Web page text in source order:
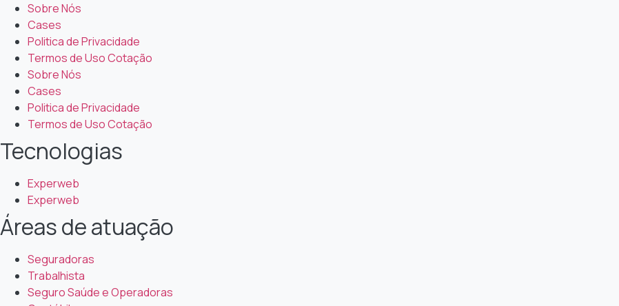
Sobre Nós
Cases
Politica de Privacidade
Termos de Uso Cotação
Sobre Nós
Cases
Politica de Privacidade
Termos de Uso Cotação
Tecnologias
Experweb
Experweb
Áreas de atuação
Seguradoras
Trabalhista
Seguro Saúde e Operadoras